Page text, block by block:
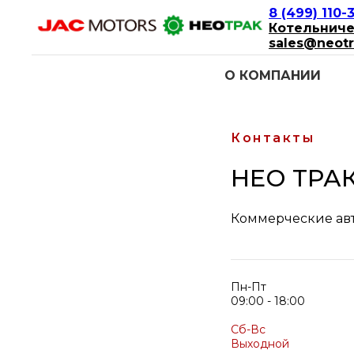
8 (499) 110-
О КОМПАНИИ
Контакты
НЕО
Коммерческие
Пн-Пт
09:00 - 18:00
Сб-Вс
Выходной